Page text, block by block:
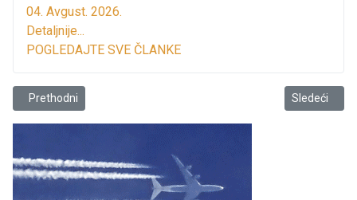
04. Avgust. 2026.
Detaljnije...
POGLEDAJTE SVE ČLANKE
Prethodni članak: Obilježen Dan Fakulteta za poslovnu ekonomiju
Prethodni Sledeći
Sledeći